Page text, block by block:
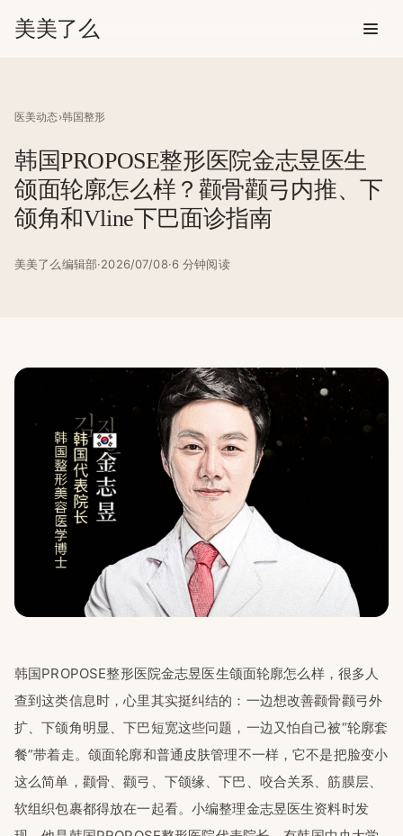
美美了么
医美动态 ›韩国整形
美美了么
韩国PROPOSE整形医院金志昱医生
颌面轮廓怎么样？颧骨颧弓内推、下
颌角和Vline下巴面诊指南
美美了么编辑部·2026/07/08·6 分钟阅读
韩国PROPOSE整形医院金志昱医生颌面轮廓怎么样，很多人
查到这类信息时，心里其实挺纠结的：一边想改善颧骨颧弓外
扩、下颌角明显、下巴短宽这些问题，一边又怕自己被“轮廓套
餐”带着走。颌面轮廓和普通皮肤管理不一样，它不是把脸变小
这么简单，颧骨、颧弓、下颌缘、下巴、咬合关系、筋膜层、
软组织包裹都得放在一起看。小编整理金志昱医生资料时发